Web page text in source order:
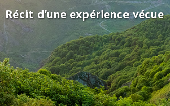
Récit d'une expérience vécue